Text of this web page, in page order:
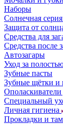
Наборы
Солнечная серия
Защита от
Средства для
Средства после
Автозагары
Уход за
Зубные пасты
Зубные щётки и
Ополаскиватели
Специальный
Личная гигиена
Прокладки и